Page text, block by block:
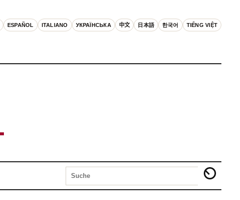
ESPAÑOL ITALIANO УКРАЇНСЬКА 中文 日本語 한국어 TIẾNG VIỆT